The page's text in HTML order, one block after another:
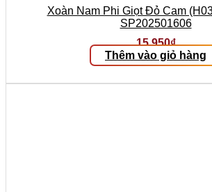
Xoàn Nam Phi Giọt Đỏ Cam
SP202501606
15.950₫
Thêm vào giỏ hàng